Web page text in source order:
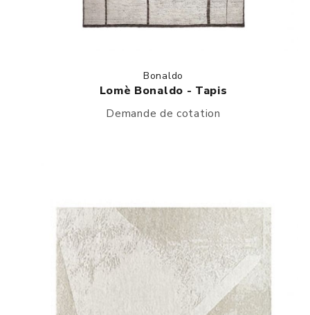
Bonaldo
Lomè Bonaldo - Tapis
Demande de cotation